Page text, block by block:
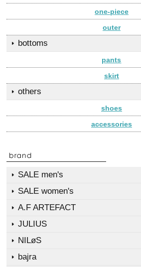
one-piece
outer
bottoms
pants
skirt
others
shoes
accessories
SALE men's
SALE women's
A.F ARTEFACT
JULIUS
NILøS
bajra